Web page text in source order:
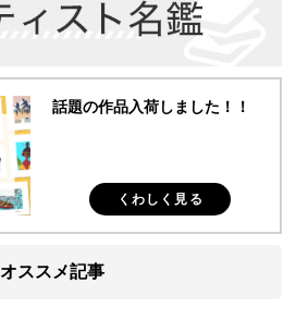
話題の作品入荷しました！！
くわしく見る
オススメ記事